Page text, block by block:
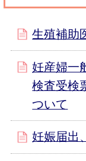
生殖補助
妊産婦一
検査受検
ついて
妊娠届出